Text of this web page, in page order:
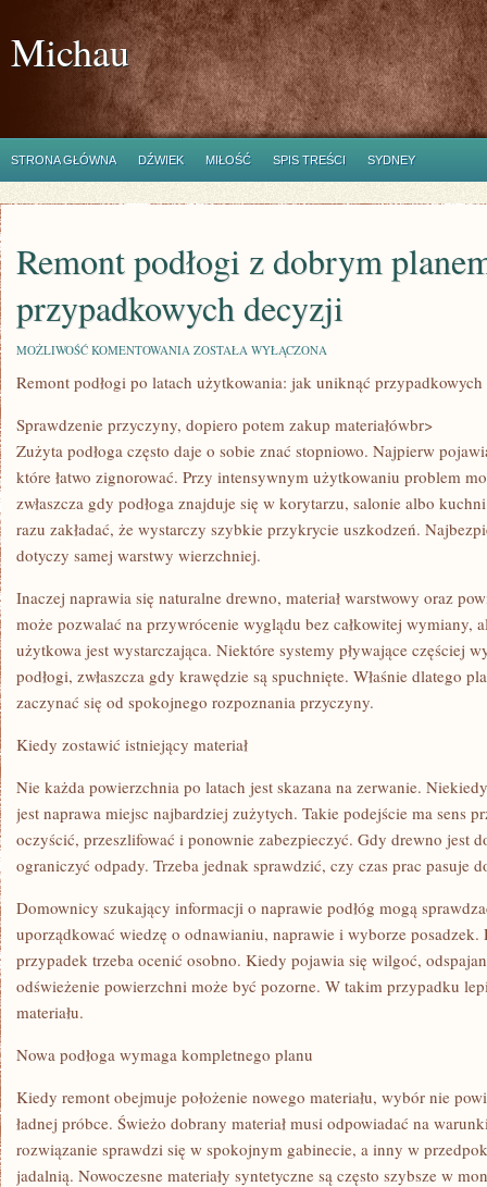
Michau
STRONA GŁÓWNA DŹWIEK MIŁOŚĆ SPIS TREŚCI SYDNEY
Remont podłogi z dobrym
przypadkowych decyzji
MOŻLIWOŚĆ KOMENTOWANIA REMONT
Z
DOBRYM
JAK
UNIKNĄĆ
PRZYPADKOWYCH
DECYZJI
ZOSTAŁA WYŁĄCZONA
Remont podłogi po latach użytkowania: jak uniknąć
Sprawdzenie przyczyny, dopiero potem zakup materiałówbr>
Zużyta podłoga często daje o sobie znać stopniowo. Najpierw
które łatwo zignorować. Przy intensywnym użytkowaniu problem
zwłaszcza gdy podłoga znajduje się w korytarzu, salonie albo
razu zakładać, że wystarczy szybkie przykrycie uszkodzeń.
dotyczy samej warstwy wierzchniej.
Inaczej naprawia się naturalne drewno, materiał warstwowy oraz
może pozwalać na przywrócenie wyglądu bez całkowitej wymiany,
użytkowa jest wystarczająca. Niektóre systemy pływające częściej
podłogi, zwłaszcza gdy krawędzie są spuchnięte. Właśnie dlatego
zaczynać się od spokojnego rozpoznania przyczyny.
Kiedy zostawić istniejący materiał
Nie każda powierzchnia po latach jest skazana na zerwanie.
jest naprawa miejsc najbardziej zużytych. Takie podejście ma sens
oczyścić, przeszlifować i ponownie zabezpieczyć. Gdy drewno jest
ograniczyć odpady. Trzeba jednak sprawdzić, czy czas prac pasuje
Domownicy szukający informacji o naprawie podłóg mogą
uporządkować wiedzę o odnawianiu, naprawie i wyborze posadzek.
przypadek trzeba ocenić osobno. Kiedy pojawia się wilgoć,
odświeżenie powierzchni może być pozorne. W takim przypadku
materiału.
Nowa podłoga wymaga kompletnego planu
Kiedy remont obejmuje położenie nowego materiału, wybór nie
ładnej próbce. Świeżo dobrany materiał musi odpowiadać na
rozwiązanie sprawdzi się w spokojnym gabinecie, a inny w
jadalnią. Nowoczesne materiały syntetyczne są często szybsze w